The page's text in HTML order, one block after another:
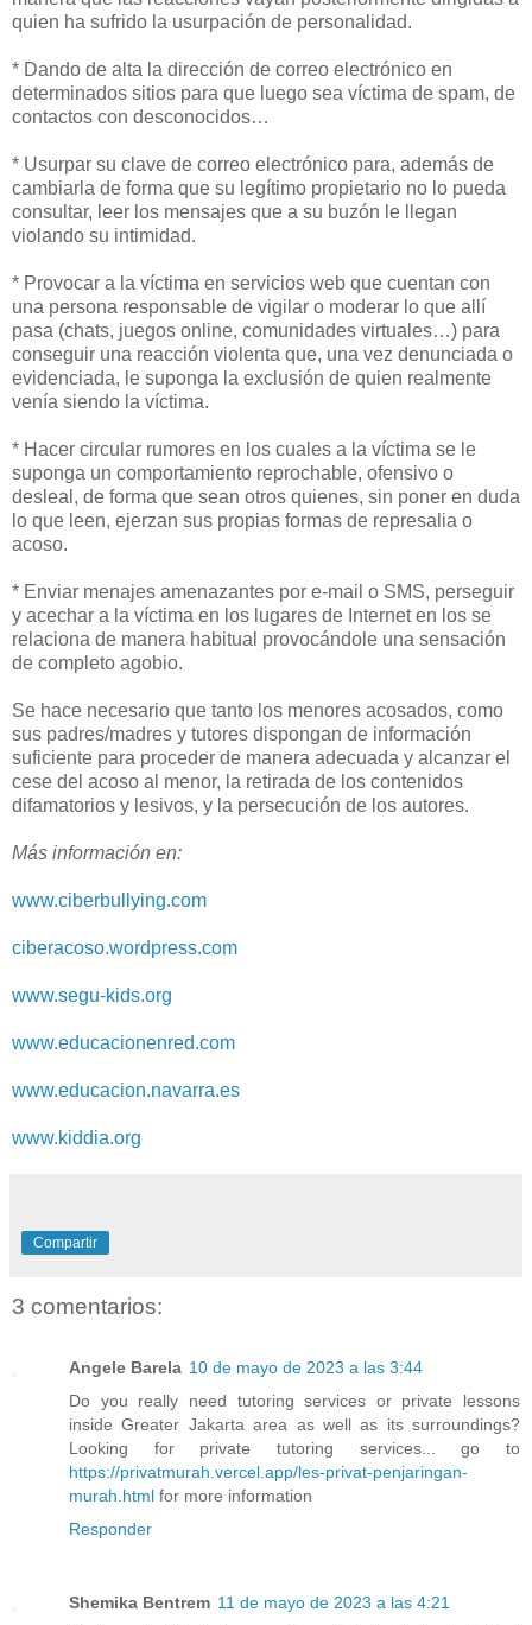
quien ha sufrido la usurpación de personalidad.
* Dando de alta la dirección de correo electrónico en
determinados sitios para que luego sea víctima de spam, de
contactos con desconocidos…
* Usurpar su clave de correo electrónico para, además de
cambiarla de forma que su legítimo propietario no lo pueda
consultar, leer los mensajes que a su buzón le llegan
violando su intimidad.
* Provocar a la víctima en servicios web que cuentan con
una persona responsable de vigilar o moderar lo que allí
pasa (chats, juegos online, comunidades virtuales…) para
conseguir una reacción violenta que, una vez denunciada o
evidenciada, le suponga la exclusión de quien realmente
venía siendo la víctima.
* Hacer circular rumores en los cuales a la víctima se le
suponga un comportamiento reprochable, ofensivo o
desleal, de forma que sean otros quienes, sin poner en duda
lo que leen, ejerzan sus propias formas de represalia o
acoso.
* Enviar menajes amenazantes por e-mail o SMS, perseguir
y acechar a la víctima en los lugares de Internet en los se
relaciona de manera habitual provocándole una sensación
de completo agobio.
Se hace necesario que tanto los menores acosados, como
sus padres/madres y tutores dispongan de información
suficiente para proceder de manera adecuada y alcanzar el
cese del acoso al menor, la retirada de los contenidos
difamatorios y lesivos, y la persecución de los autores.
Más información en:
www.ciberbullying.com
ciberacoso.wordpress.com
www.segu-kids.org
www.educacionenred.com
www.educacion.navarra.es
www.kiddia.org
Compartir
3 comentarios:
Angele Barela 10 de mayo de 2023 a las 3:44
Do you really need tutoring services or private lessons
inside Greater Jakarta area as well as its surroundings?
Looking for private tutoring services... go to
https://privatmurah.vercel.app/les-privat-penjaringan-
murah.html for more information
Responder
Shemika Bentrem 11 de mayo de 2023 a las 4:21